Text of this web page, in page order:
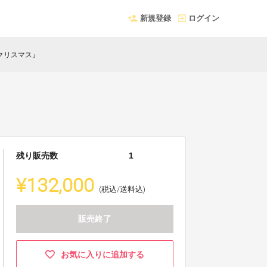
新規登録 ログイン
スマス』
残り販売数 1
¥132,000 (税込/送料込)
販売終了
お気に入りに追加する